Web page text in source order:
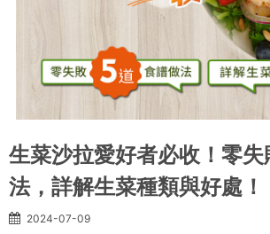
生菜沙拉愛好者必收！零
法，詳解生菜種類與好處！
2024-07-09